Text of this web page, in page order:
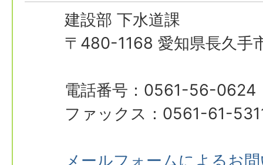
建設部 下水道課
〒480-1168 愛知県長久手
電話番号：0561-56-0624
ファックス：0561-61-
メールフォームによるお